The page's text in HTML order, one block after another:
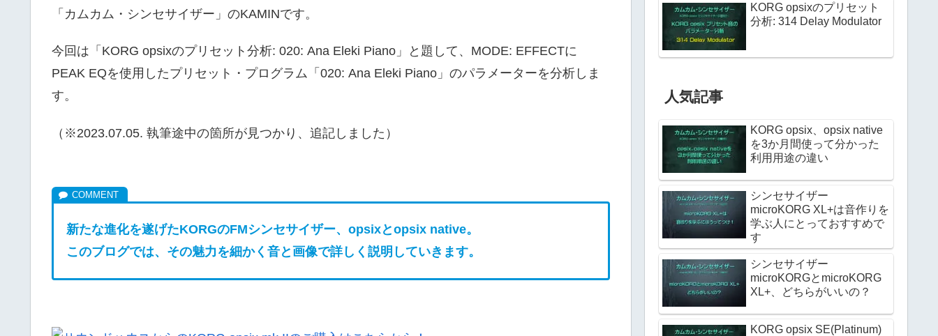
「カムカム・シンセサイザー」のKAMINです。
今回は「KORG opsixのプリセット分析: 020: Ana Eleki Piano」と題して、MODE: EFFECTに
PEAK EQを使用したプリセット・プログラム「020: Ana Eleki Piano」のパラメーターを分析しま
す。
（※2023.07.05. 執筆途中の箇所が見つかり、追記しました）
新たな進化を遂げたKORGのFMシンセサイザー、opsixとopsix native。
このブログでは、その魅力を細かく音と画像で詳しく説明していきます。
KORG opsixのプリセット
分析: 314 Delay Modulator
人気記事
KORG opsix、opsix native
を3か月間使って分かった
利用用途の違い
シンセサイザー
microKORG XL+は音作りを
学ぶ人にとっておすすめで
す
シンセサイザー
microKORGとmicroKORG
XL+、どちらがいいの？
KORG opsix SE(Platinum)